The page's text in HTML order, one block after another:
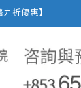
折優惠】